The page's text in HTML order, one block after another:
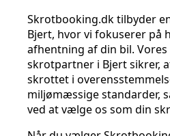
Skrotbooking.dk tilbyder
Bjert, hvor vi fokuserer på
afhentning af din bil.
skrotpartner i Bjert sikrer,
skrottet i
miljømæssige standarder,
ved at vælge os som din